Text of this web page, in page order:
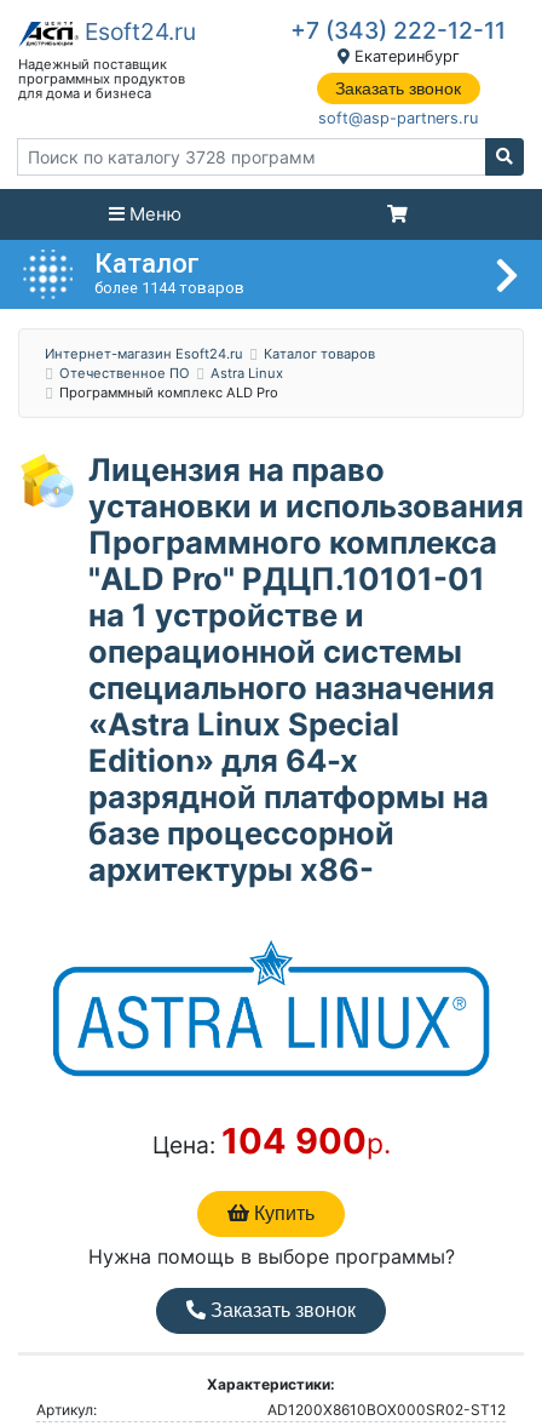
+7 (343) 222-12-11
Екатеринбург
Заказать звонок
soft@asp-partners.ru
Меню
Каталог
более 1144 товаров
Интернет-магазин Esoft24.ru
Каталог товаров
Отечественное ПО
Astra Linux
Программный комплекс ALD Pro
Лицензия на право
установки и использования
Программного комплекса
"ALD Pro" РДЦП.10101-01
на 1 устройстве и
операционной системы
специального назначения
«Astra Linux Special
Edition» для 64-х
разрядной платформы на
базе процессорной
архитектуры x86-
Цена: 104 900р.
Купить
Нужна помощь в выборе программы?
Заказать звонок
Характеристики:
Артикул:
AD1200Х8610BOX000SR02-ST12